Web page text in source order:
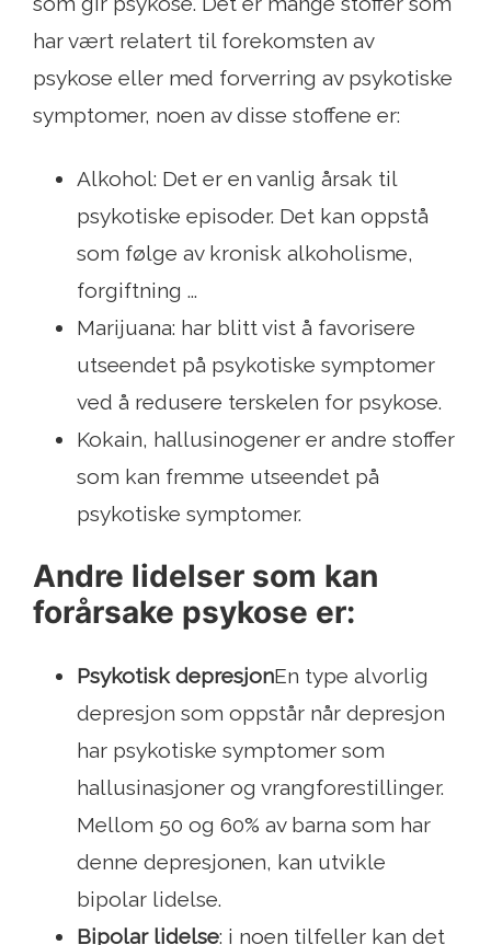
har vært relatert til forekomsten av
psykose eller med forverring av psykotiske
symptomer, noen av disse stoffene er:
Alkohol: Det er en vanlig årsak til
psykotiske episoder. Det kan oppstå
som følge av kronisk alkoholisme,
forgiftning ...
Marijuana: har blitt vist å favorisere
utseendet på psykotiske symptomer
ved å redusere terskelen for psykose.
Kokain, hallusinogener er andre stoffer
som kan fremme utseendet på
psykotiske symptomer.
Andre lidelser som kan
forårsake psykose er:
Psykotisk depresjonEn type alvorlig
depresjon som oppstår når depresjon
har psykotiske symptomer som
hallusinasjoner og vrangforestillinger.
Mellom 50 og 60% av barna som har
denne depresjonen, kan utvikle
bipolar lidelse.
Bipolar lidelse: i noen tilfeller kan det